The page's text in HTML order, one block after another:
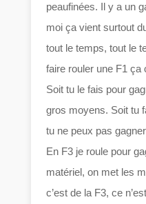
peaufinées. Il y a un
moi ça vient surtout
tout le temps, tout le
faire rouler une F1 ça
Soit tu le fais pour
gros moyens. Soit tu
tu ne peux pas
En F3 je roule pour
matériel, on met les
c’est de la F3, ce